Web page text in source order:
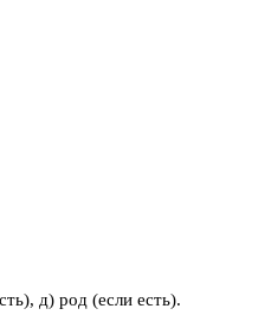
д) род (если есть).